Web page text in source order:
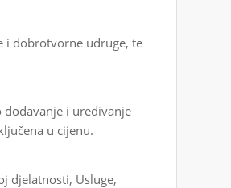
i dobrotvorne udruge, te
dodavanje i uređivanje
u cijenu.
djelatnosti, Usluge,